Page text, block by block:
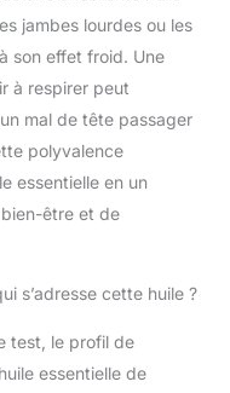
jambes lourdes ou les
son effet froid. Une
à respirer peut
mal de tête passager
polyvalence
essentielle en un
être et de
s’adresse cette huile ?
test, le profil de
essentielle de